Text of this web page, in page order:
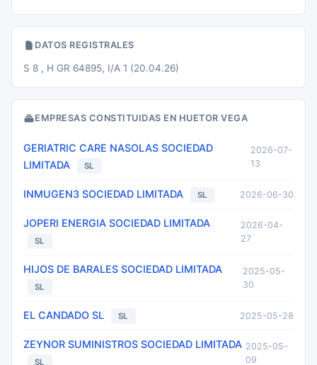
DATOS REGISTRALES
S 8 , H GR 64895, I/A 1 (20.04.26)
EMPRESAS CONSTITUIDAS EN HUETOR VEGA
GERIATRIC CARE NASOLAS SOCIEDAD
LIMITADA
SL
2026-07-
13
INMUGEN3 SOCIEDAD LIMITADA SL 2026-06-30
JOPERI ENERGIA SOCIEDAD LIMITADA
SL
2026-04-
27
HIJOS DE BARALES SOCIEDAD LIMITADA
SL
2025-05-
30
EL CANDADO SL SL 2025-05-28
ZEYNOR SUMINISTROS SOCIEDAD LIMITADA
SL
2025-05-
09